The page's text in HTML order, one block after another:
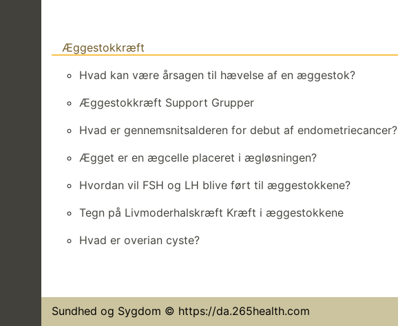
Æggestokkræft
Hvad kan være årsagen til hævelse af en æggestok?
Æggestokkræft Support Grupper
Hvad er gennemsnitsalderen for debut af endometriecancer?
Ægget er en ægcelle placeret i ægløsningen?
Hvordan vil FSH og LH blive ført til æggestokkene?
Tegn på Livmoderhalskræft Kræft i æggestokkene
Hvad er overian cyste?
Sundhed og Sygdom © https://da.265health.com